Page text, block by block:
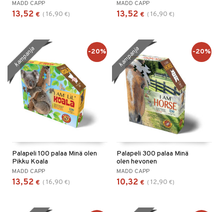
MADD CAPP
13,52 € ( 16,90 €)
MADD CAPP
13,52 € ( 16,90 €)
Palapeli 100 palaa Minä olen
Pikku Koala
MADD CAPP
13,52 € ( 16,90 €)
kampanja -20%
Palapeli 300 palaa Minä
olen hevonen
MADD CAPP
10,32 € ( 12,90 €)
kampanja -20%